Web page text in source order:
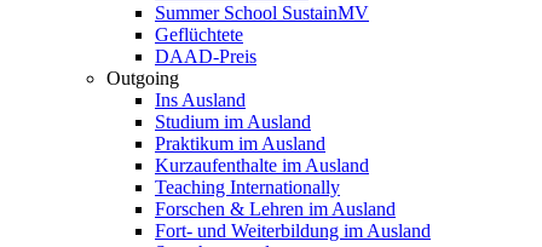
Summer School SustainMV
Geflüchtete
DAAD-Preis
Outgoing
Ins Ausland
Studium im Ausland
Praktikum im Ausland
Kurzaufenthalte im Ausland
Teaching Internationally
Forschen & Lehren im Ausland
Fort- und Weiterbildung im Ausland